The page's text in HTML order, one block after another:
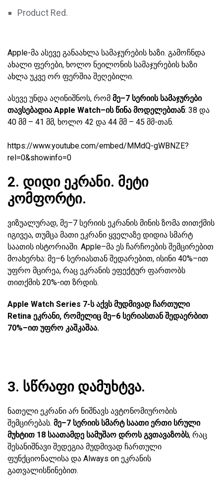
Product Red.
Apple-მა ასევე განაახლა სამაჯურების ხაზი. გამოჩნდა
ახალი ფერები, ხოლო ნეილონის სამაჯურების ხაზი
ახლა უკვე ორ ფერშია შეღებილი.
ასევე უნდა აღინიშნოს, რომ მე–7 სერიის სამაჯურები
თავსებადია Apple Watch–ის წინა მოდელებთან: 38 და
40 მმ – 41 მმ, ხოლო 42 და 44 მმ – 45 მმ-თან.
https://www.youtube.com/embed/MMdQ-gWBNZE?
rel=0&showinfo=0
2. დიდი ეკრანი. მეტი
კომფორტი.
ვიზუალურად, მე–7 სერიის ეკრანის მინის ზომა თითქმის
იგივეა, თუმცა მათი ეკრანი ყველაზე დიდია სმარტ
საათის ისტორიაში. Apple–მა ეს ჩარჩოების შემცირებით
მოახერხა: მე–6 სერიასთან შედარებით, ისინი 40%–ით
უფრო მცირეა, რაც ეკრანის ეფექტურ ფართობს
თითქმის 20%-ით ზრდის.
Apple Watch Series 7-ს აქვს მუდმივად ჩართული
Retina ეკრანი, რომელიც მე–6 სერიასთან შედაერბით
70%–ით უფრო კაშკაშაა.
3. სწრაფი დამუხტვა.
ნათელი ეკრანი არ ნიშნავს ავტონომიურობის
შემცირებას. მე–7 სერიის სმარტ საათი ერთი სრული
მუხტით 18 საათამდე სამუშაო დროს გვთავაზობს, რაც
შესანიშნავი შედეგია მუდმივად ჩართული
ფუნქციონალისა და Always on ეკრანის
გათვალისწინებით.